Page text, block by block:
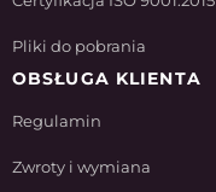
Pliki do pobrania
OBSŁUGA KLIENTA
Regulamin
Zwroty i wymiana